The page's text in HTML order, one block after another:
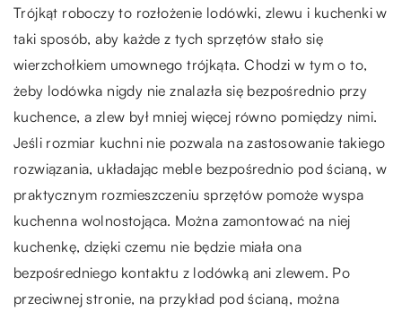
Trójkąt roboczy to rozłożenie lodówki, zlewu i kuchenki w
taki sposób, aby każde z tych sprzętów stało się
wierzchołkiem umownego trójkąta. Chodzi w tym o to,
żeby lodówka nigdy nie znalazła się bezpośrednio przy
kuchence, a zlew był mniej więcej równo pomiędzy nimi.
Jeśli rozmiar kuchni nie pozwala na zastosowanie takiego
rozwiązania, układając meble bezpośrednio pod ścianą, w
praktycznym rozmieszczeniu sprzętów pomoże wyspa
kuchenna wolnostojąca. Można zamontować na niej
kuchenkę, dzięki czemu nie będzie miała ona
bezpośredniego kontaktu z lodówką ani zlewem. Po
przeciwnej stronie, na przykład pod ścianą, można